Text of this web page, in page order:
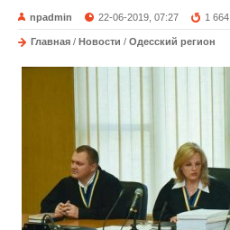
npadmin 22-06-2019, 07:27 1 664
Главная / Новости / Одесский регион